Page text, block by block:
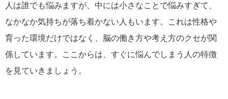
人は誰でも悩みますが、中には小さなことで悩みすぎて、
なかなか気持ちが落ち着かない人もいます。これは性格や
育った環境だけではなく、脳の働き方や考え方のクセが関
係しています。ここからは、すぐに悩んでしまう人の特徴
を見ていきましょう。